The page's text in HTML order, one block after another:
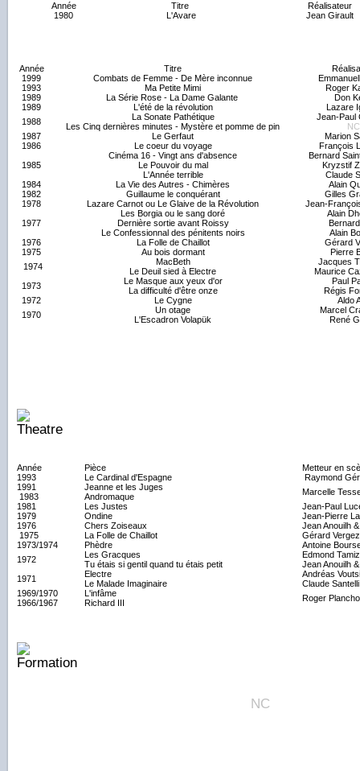
Année Titre
Réalisateur
1980
L'Avare Jean Girault
Année Titre
1999
Combats de Femme - De Mère inconnue
1993
Ma Petite Mimi
Roger
1989
La Série Rose - La Dame Galante
Don
1989
L'été de la révolution
Lazare
1988
La Sonate Pathétique
Jean-Paul
Les Cinq dernières minutes - Mystère et pomme de pin
NC
1987
Le Gerfaut
Marion
1986
Le coeur du voyage
François
1985
Cinéma 16 - Vingt ans d'absence
Bernard
Le Pouvoir du mal
Kryzstif
L'Année terrible
Claude
1984
La Vie des Autres - Chimères
Alain
1982
Guillaume le conquérant
Gilles
1978
Lazare Carnot ou Le Glaive de la Révolution
Jean-
1977
Les Borgia ou le sang doré
Alain
Dernière sortie avant Roissy
Le Confessionnal des pénitents noirs
Alain
1976
La Folle de Chaillot
Gérard
1975
Au bois dormant
Pierre
1974
MacBeth
Jacques
Le Deuil sied à Electre
Maurice
1973
Le Masque aux yeux d'or
Paul
La difficulté d'être onze
Régis
1972
Le Cygne
Aldo
1970
Un otage
Marcel
L'Escadron Volapük
René
Année Pièce
Metteur en
1993
Le Cardinal d'Espagne
Raymond
1991
Jeanne et les Juges Marcelle
1983
Andromaque
1981
Les Justes
Jean-Paul
1979
Ondine
Jean-Pierre
1976
Chers Zoiseaux
Jean Anouilh
1975
La Folle de Chaillot
Gérard Vergez
1973/1974
Phèdre
Antoine
1972
Les Gracques
Edmond Tamiz
Tu étais si gentil quand tu étais petit
Jean Anouilh
1971
Electre
Andréas
Le Malade Imaginaire
Claude Santelli
1969/1970
L'infâme Roger
1966/1967 Richard III
NC